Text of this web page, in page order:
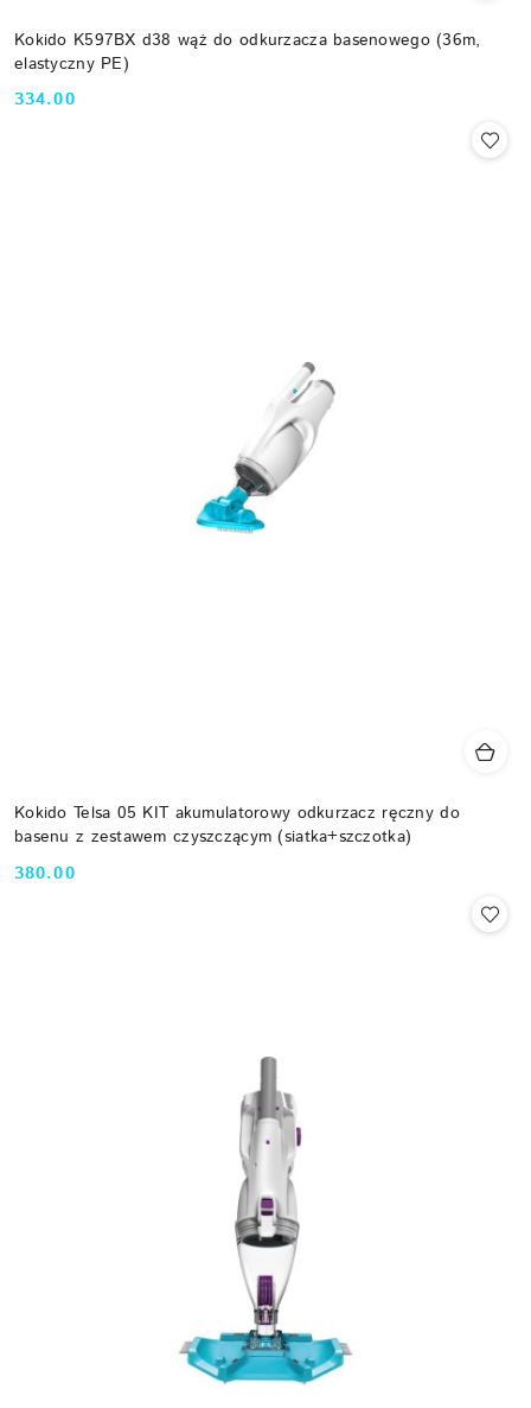
Kokido K597BX d38 wąż do odkurzacza basenowego (36m,
elastyczny PE)
Cena:
334.00
Kokido Telsa 05 KIT akumulatorowy odkurzacz ręczny do
basenu z zestawem czyszczącym (siatka+szczotka)
Cena:
380.00